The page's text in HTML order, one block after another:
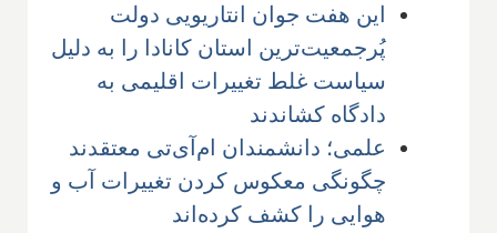
این هفت جوان انتاریویی دولت
پُرجمعیت‌ترین استان کانادا را به دلیل
سیاست غلط تغییرات اقلیمی به
دادگاه کشاندند
علمی؛ دانشمندان ام‌آی‌تی معتقدند
چگونگی معکوس کردن تغییرات آب و
هوایی را کشف کرده‌اند